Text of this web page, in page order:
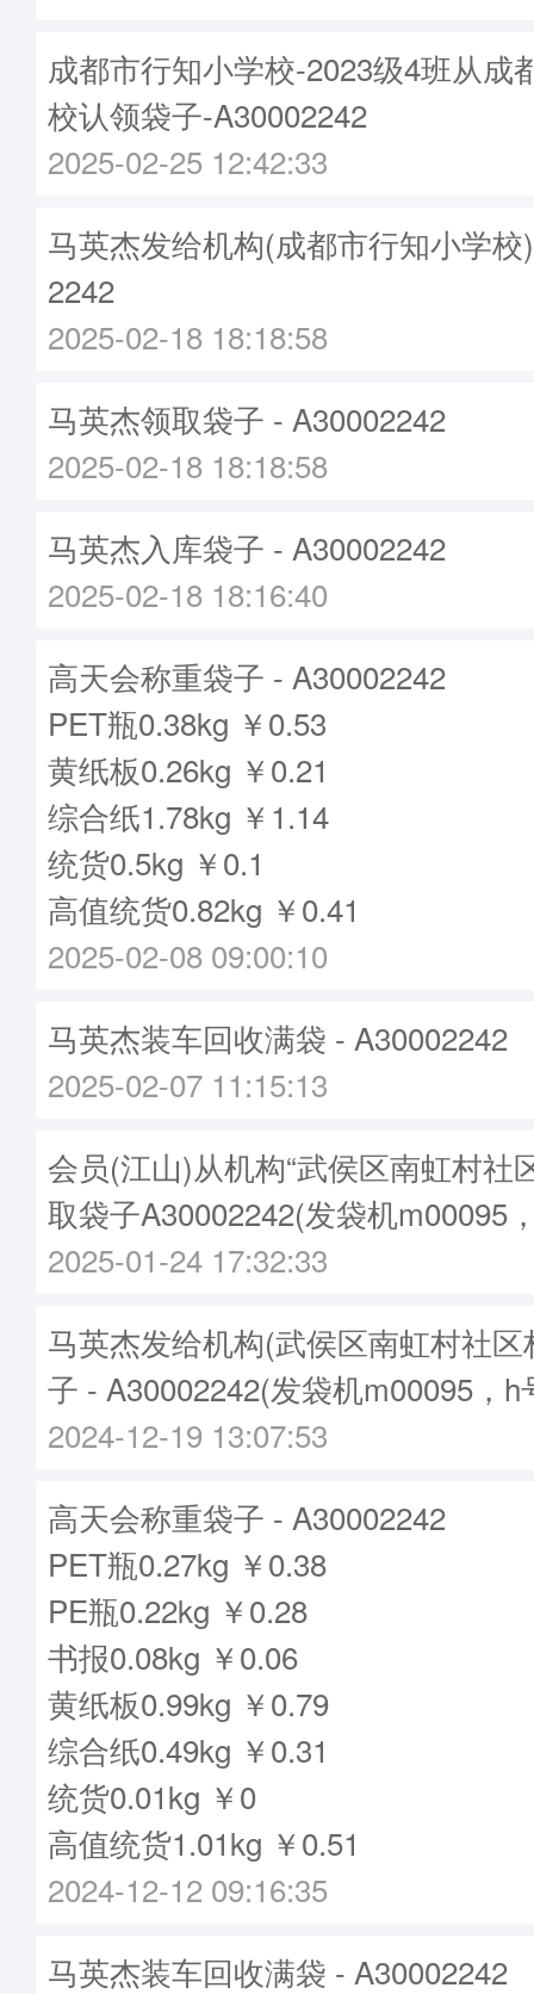
成都市行知小学校-2023级4班从成
校认领袋子-A30002242
2025-02-25 12:42:33
马英杰发给机构(成都市行知小学
2242
2025-02-18 18:18:58
马英杰领取袋子 - A30002242
2025-02-18 18:18:58
马英杰入库袋子 - A30002242
2025-02-18 18:16:40
高天会称重袋子 - A30002242
PET瓶0.38kg ￥0.53
黄纸板0.26kg ￥0.21
综合纸1.78kg ￥1.14
统货0.5kg ￥0.1
高值统货0.82kg ￥0.41
2025-02-08 09:00:10
马英杰装车回收满袋 - A30002242
2025-02-07 11:15:13
会员(江山)从机构“武侯区南虹村社
取袋子A30002242(发袋机m00095
2025-01-24 17:32:33
马英杰发给机构(武侯区南虹村社
子 - A30002242(发袋机m00095，h
2024-12-19 13:07:53
高天会称重袋子 - A30002242
PET瓶0.27kg ￥0.38
PE瓶0.22kg ￥0.28
书报0.08kg ￥0.06
黄纸板0.99kg ￥0.79
综合纸0.49kg ￥0.31
统货0.01kg ￥0
高值统货1.01kg ￥0.51
2024-12-12 09:16:35
马英杰装车回收满袋 - A30002242